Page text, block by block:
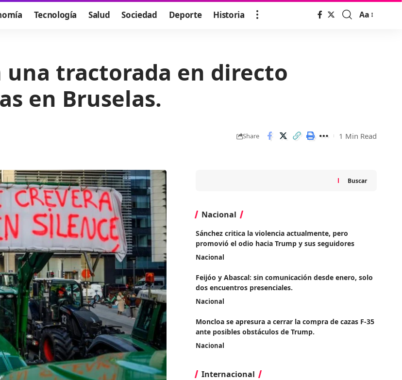
Tecnología Salud Sociedad Deporte Historia
Font
Aa
tractorada en directo
en Bruselas.
Share 1 Min Read
Buscar
Nacional
Sánchez critica la violencia actualmente, pero
promovió el odio hacia Trump y sus seguidores
Nacional
Feijóo y Abascal: sin comunicación desde enero, solo
dos encuentros presenciales.
Nacional
Moncloa se apresura a cerrar la compra de cazas F-35
ante posibles obstáculos de Trump.
Nacional
Internacional